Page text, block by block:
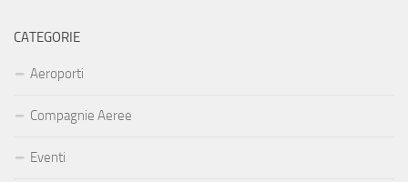
CATEGORIE
Aeroporti
Compagnie Aeree
Eventi